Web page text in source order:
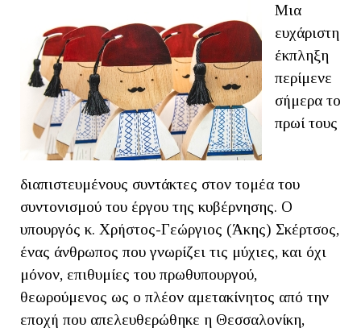
Mια
ευχάριστη
έκπληξη
περίμενε
σήμερα το
πρωί τους
διαπιστευμένους συντάκτες στον τομέα του
συντονισμού του έργου της κυβέρνησης. Ο
υπουργός κ. Χρήστος-Γεώργιος (Άκης) Σκέρτσος,
ένας άνθρωπος που γνωρίζει τις μύχιες, και όχι
μόνον, επιθυμίες του πρωθυπουργού,
θεωρούμενος ως ο πλέον αμετακίνητος από την
εποχή που απελευθερώθηκε η Θεσσαλονίκη,